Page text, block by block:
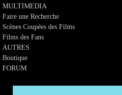
MULTIMEDIA
Faire une Recherche
Scènes Coupées des Films
Films des Fans
AUTRES
Boutique
FORUM